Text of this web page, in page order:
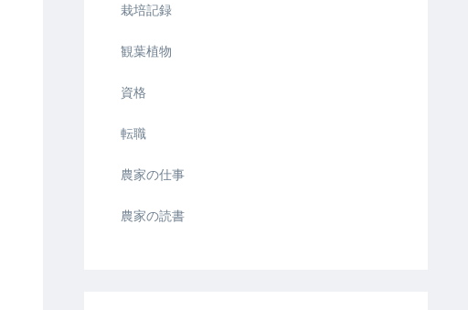
栽培記録
観葉植物
資格
転職
農家の仕事
農家の読書